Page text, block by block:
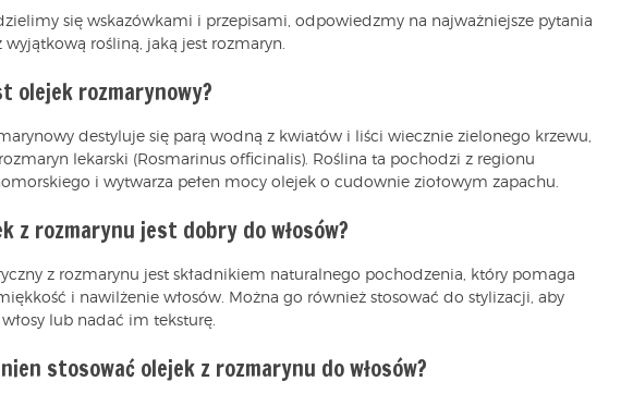
się wskazówkami i przepisami, odpowiedzmy na najważniejsze pytania
wyjątkową rośliną, jaką jest rozmaryn.
olejek rozmarynowy?
destyluje się parą wodną z kwiatów i liści wiecznie zielonego krzewu,
lekarski (Rosmarinus officinalis). Roślina ta pochodzi z regionu
i wytwarza pełen mocy olejek o cudownie ziołowym zapachu.
z rozmarynu jest dobry do włosów?
z rozmarynu jest składnikiem naturalnego pochodzenia, który pomaga
i nawilżenie włosów. Można go również stosować do stylizacji, aby
lub nadać im teksturę.
stosować olejek z rozmarynu do włosów?